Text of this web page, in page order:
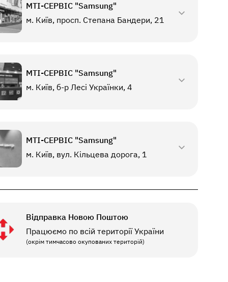
МТI-СЕРВІС "Samsung"
м. Київ, просп. Степана Бандери, 21
МТI-СЕРВІС "Samsung"
м. Київ, б-р Лесі Українки, 4
МТI-СЕРВІС "Samsung"
м. Київ, вул. Кільцева дорога, 1
Відправка Новою Поштою
Працюємо по всій території України
(окрім тимчасово окупованих територій)